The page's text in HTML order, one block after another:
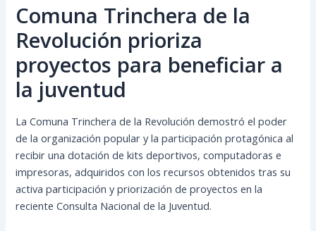
Comuna Trinchera de la
Revolución prioriza
proyectos para beneficiar a
la juventud
La Comuna Trinchera de la Revolución demostró el poder
de la organización popular y la participación protagónica al
recibir una dotación de kits deportivos, computadoras e
impresoras, adquiridos con los recursos obtenidos tras su
activa participación y priorización de proyectos en la
reciente Consulta Nacional de la Juventud.